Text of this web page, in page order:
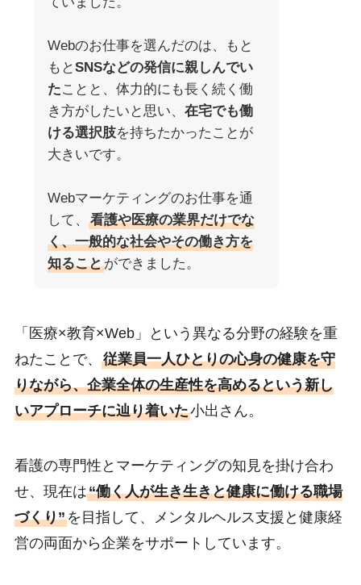
Webのお仕事を選んだのは、もと
もとSNSなどの発信に親しんでい
たことと、体力的にも長く続く働
き方がしたいと思い、 在宅でも働
ける選択肢を持ちたかったことが
大きいです。
Webマーケティングのお仕事を通
して、
看護や医療の業界だけでな
く、一般的な社会やその働き方を
知ることができました。
「医療×教育×Web」という異なる分野の経験を重
ねたことで、 従業員一人ひとりの心身の健康を守
りながら、企業全体の生産性を高めるという新し
いアプローチに辿り着いた小出さん。
看護の専門性とマーケティングの知見を掛け合わ
せ、現在は“働く人が生き生きと健康に働ける職場
づくり”を目指して、メンタルヘルス支援と健康経
営の両面から企業をサポートしています。